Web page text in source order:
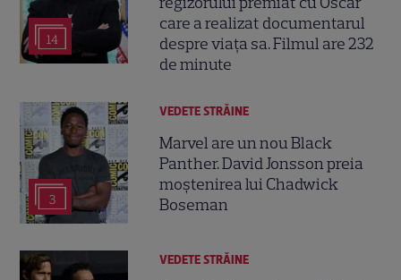
14
care a realizat documentarul
despre viața sa. Filmul are 232
de minute
3
VEDETE STRĂINE
Marvel are un nou Black
Panther. David Jonsson preia
moștenirea lui Chadwick
Boseman
VEDETE STRĂINE